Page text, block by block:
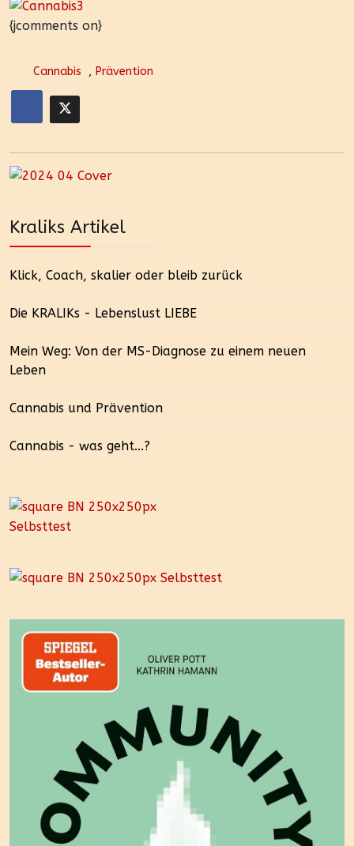
{jcomments on}
Cannabis , Prävention
Kraliks Artikel
Klick, Coach, skalier oder bleib zurück
Die KRALIKs - Lebenslust LIEBE
Mein Weg: Von der MS-Diagnose zu einem neuen
Leben
Cannabis und Prävention
Cannabis - was geht...?